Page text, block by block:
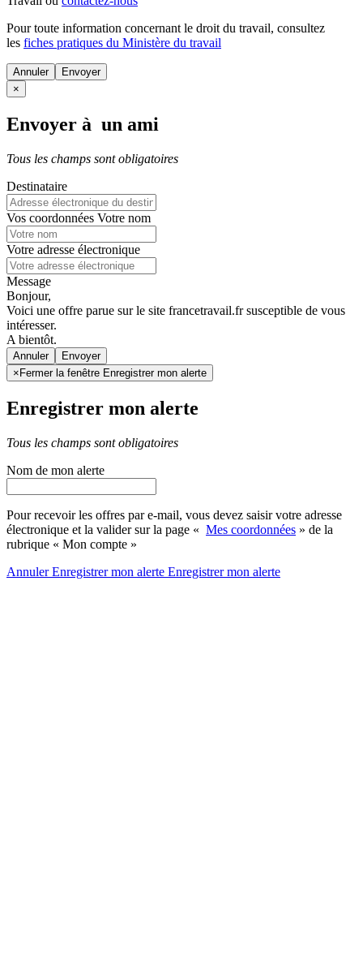
Pour toute information concernant le droit du travail, consultez
les fiches pratiques du Ministère du travail
Annuler
×
Envoyer à un ami
Tous les champs sont obligatoires
Destinataire
Vos coordonnées Votre nom
Votre adresse électronique
Message
Bonjour,
Voici une offre parue sur le site francetravail.fr susceptible de vous
intéresser.
A bientôt.
Annuler
× Fermer la fenêtre Enregistrer mon alerte
Enregistrer mon alerte
Tous les champs sont obligatoires
Nom de mon alerte
Pour recevoir les offres par e-mail, vous devez saisir votre adresse
électronique et la valider sur la page « Mes coordonnées » de la
rubrique « Mon compte »
AnnulerEnregistrer mon alerte Enregistrermon alerte